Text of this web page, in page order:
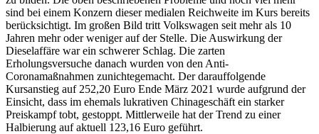
sind bei einem Konzern dieser medialen Reichweite im Kurs bereits
berücksichtigt. Im großen Bild tritt Volkswagen seit mehr als 10
Jahren mehr oder weniger auf der Stelle. Die Auswirkung der
Dieselaffäre war ein schwerer Schlag. Die zarten
Erholungsversuche danach wurden von den Anti-
Coronamaßnahmen zunichtegemacht. Der darauffolgende
Kursanstieg auf 252,20 Euro Ende März 2021 wurde aufgrund der
Einsicht, dass im ehemals lukrativen Chinageschäft ein starker
Preiskampf tobt, gestoppt. Mittlerweile hat der Trend zu einer
Halbierung auf aktuell 123,16 Euro geführt.